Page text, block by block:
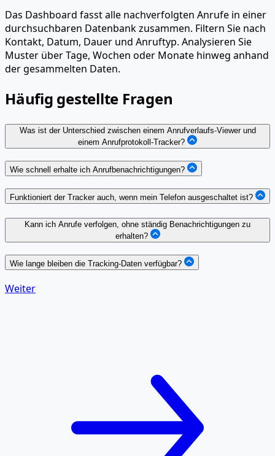
Das Dashboard fasst alle nachverfolgten Anrufe in einer
durchsuchbaren Datenbank zusammen. Filtern Sie nach
Kontakt, Datum, Dauer und Anruftyp. Analysieren Sie
Muster über Tage, Wochen oder Monate hinweg anhand
der gesammelten Daten.
Häufig gestellte Fragen
Was ist der Unterschied zwischen einem Anrufverlaufs-Viewer und
einem Anrufprotokoll-Tracker?
Wie schnell erhalte ich Anrufbenachrichtigungen?
Funktioniert der Tracker auch, wenn mein Telefon ausgeschaltet ist?
Kann ich Anrufe verfolgen, ohne ständig Benachrichtigungen zu
erhalten?
Wie lange bleiben die Tracking-Daten verfügbar?
Weiter